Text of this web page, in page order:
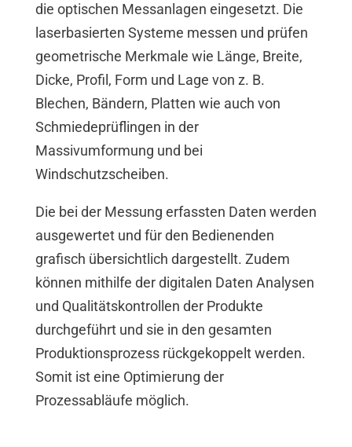
die optischen Messanlagen eingesetzt. Die
laserbasierten Systeme messen und prüfen
geometrische Merkmale wie Länge, Breite,
Dicke, Profil, Form und Lage von z. B.
Blechen, Bändern, Platten wie auch von
Schmiedeprüflingen in der
Massivumformung und bei
Windschutzscheiben.
Die bei der Messung erfassten Daten werden
ausgewertet und für den Bedienenden
grafisch übersichtlich dargestellt. Zudem
können mithilfe der digitalen Daten Analysen
und Qualitätskontrollen der Produkte
durchgeführt und sie in den gesamten
Produktionsprozess rückgekoppelt werden.
Somit ist eine Optimierung der
Prozessabläufe möglich.